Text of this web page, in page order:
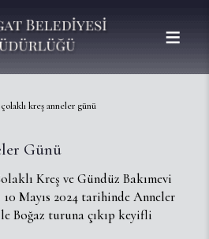
çolaklı kreş anneler günü
Günü
Kreş ve Gündüz Bakımevi
Mayıs 2024 tarihinde Anneler
Boğaz turuna çıkıp keyifli